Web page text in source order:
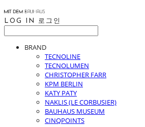
LOG IN 로그인
BRAND
TECNOLINE
TECNOLUMEN
CHRISTOPHER FARR
KPM BERLIN
KATY PATY
NAKLIS (LE CORBUSIER)
BAUHAUS MUSEUM
CINQPOINTS